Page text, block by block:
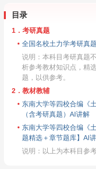
目录
1．考研真题
全国名校土力学考研真
说明：本科目考研真题
析参考教材知识点，精
题，以供参考。
2．教材教辅
东南大学等四校合编《
（含考研真题）AI讲解
东南大学等四校合编《
题精选＋章节题库】AI
说明：以上为本科目参